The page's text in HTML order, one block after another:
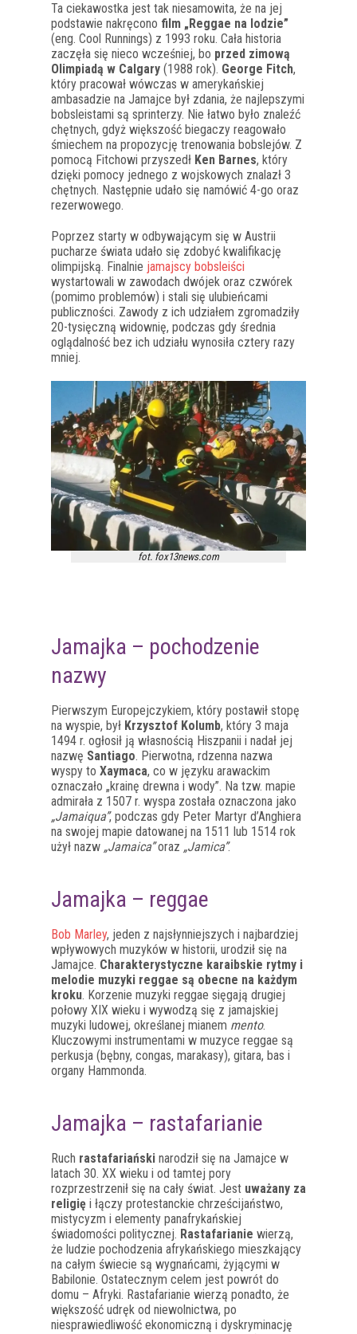
Ta ciekawostka jest tak niesamowita, że na jej
podstawie nakręcono film „Reggae na lodzie”
(eng. Cool Runnings) z 1993 roku. Cała historia
zaczęła się nieco wcześniej, bo przed zimową
Olimpiadą w Calgary (1988 rok). George Fitch,
który pracował wówczas w amerykańskiej
ambasadzie na Jamajce był zdania, że najlepszymi
bobsleistami są sprinterzy. Nie łatwo było znaleźć
chętnych, gdyż większość biegaczy reagowało
śmiechem na propozycję trenowania bobslejów. Z
pomocą Fitchowi przyszedł Ken Barnes, który
dzięki pomocy jednego z wojskowych znalazł 3
chętnych. Następnie udało się namówić 4-go oraz
rezerwowego.
Poprzez starty w odbywającym się w Austrii
pucharze świata udało się zdobyć kwalifikację
olimpijską. Finalnie jamajscy bobsleiści
wystartowali w zawodach dwójek oraz czwórek
(pomimo problemów) i stali się ulubieńcami
publiczności. Zawody z ich udziałem zgromadziły
20-tysięczną widownię, podczas gdy średnia
oglądalność bez ich udziału wynosiła cztery razy
mniej.
fot. fox13news.com
Jamajka – pochodzenie
nazwy
Pierwszym Europejczykiem, który postawił stopę
na wyspie, był Krzysztof Kolumb, który 3 maja
1494 r. ogłosił ją własnością Hiszpanii i nadał jej
nazwę Santiago. Pierwotna, rdzenna nazwa
wyspy to Xaymaca, co w języku arawackim
oznaczało „krainę drewna i wody”. Na tzw. mapie
admirała z 1507 r. wyspa została oznaczona jako
„Jamaiqua”, podczas gdy Peter Martyr d’Anghiera
na swojej mapie datowanej na 1511 lub 1514 rok
użył nazw „Jamaica”oraz „Jamica”.
Jamajka – reggae
Bob Marley, jeden z najsłynniejszych i najbardziej
wpływowych muzyków w historii, urodził się na
Jamajce. Charakterystyczne karaibskie rytmy i
melodie muzyki reggae są obecne na każdym
kroku. Korzenie muzyki reggae sięgają drugiej
połowy XIX wieku i wywodzą się z jamajskiej
muzyki ludowej, określanej mianem mento.
Kluczowymi instrumentami w muzyce reggae są
perkusja (bębny, congas, marakasy), gitara, bas i
organy Hammonda.
Jamajka – rastafarianie
Ruch rastafariański narodził się na Jamajce w
latach 30. XX wieku i od tamtej pory
rozprzestrzenił się na cały świat. Jest uważany za
religię i łączy protestanckie chrześcijaństwo,
mistycyzm i elementy panafrykańskiej
świadomości politycznej. Rastafarianie wierzą,
że ludzie pochodzenia afrykańskiego mieszkający
na całym świecie są wygnańcami, żyjącymi w
Babilonie. Ostatecznym celem jest powrót do
domu – Afryki. Rastafarianie wierzą ponadto, że
większość udręk od niewolnictwa, po
niesprawiedliwość ekonomiczną i dyskryminację